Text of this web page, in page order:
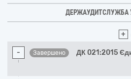
ДЕРЖАУДИТСЛУЖБА
+
- Завершено ДК 021:2015